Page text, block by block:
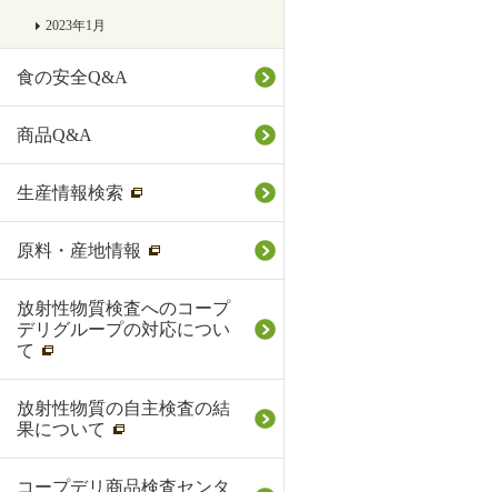
2023年1月
食の安全Q&A
商品Q&A
生産情報検索
原料・産地情報
放射性物質検査へのコープ
デリグループの対応につい
て
放射性物質の自主検査の結
果について
コープデリ商品検査センタ